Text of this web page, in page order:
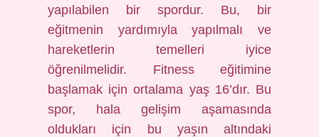
yapılabilen bir spordur. Bu, bir
eğitmenin yardımıyla yapılmalı ve
hareketlerin temelleri iyice
öğrenilmelidir. Fitness eğitimine
başlamak için ortalama yaş 16’dır. Bu
spor, hala gelişim aşamasında
oldukları için bu yaşın altındaki